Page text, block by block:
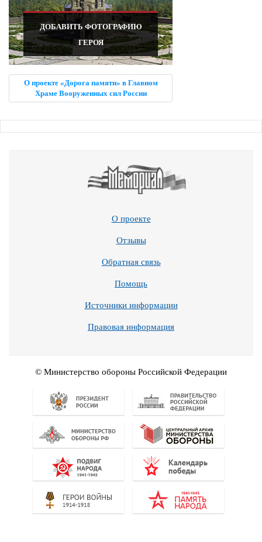
ДОБАВИТЬ ФОТОГРАФИЮ
ГЕРОЯ
О проекте «Дорога памяти» в Главном
Храме Вооруженных сил России
О проекте
Отзывы
Обратная связь
Помощь
Источники информации
Правовая информация
© Министерство обороны Российской Федерации